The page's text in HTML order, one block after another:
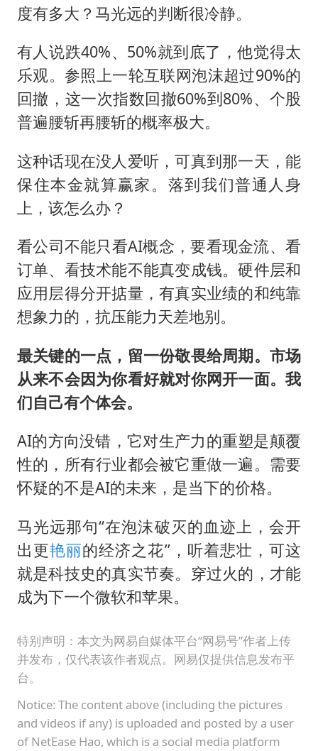
度有多大？马光远的判断很冷静。
有人说跌40%、50%就到底了，他觉得太
乐观。参照上一轮互联网泡沫超过90%的
回撤，这一次指数回撤60%到80%、个股
普遍腰斩再腰斩的概率极大。
这种话现在没人爱听，可真到那一天，能
保住本金就算赢家。落到我们普通人身
上，该怎么办？
看公司不能只看AI概念，要看现金流、看
订单、看技术能不能真变成钱。硬件层和
应用层得分开掂量，有真实业绩的和纯靠
想象力的，抗压能力天差地别。
最关键的一点，留一份敬畏给周期。市场
从来不会因为你看好就对你网开一面。我
们自己有个体会。
AI的方向没错，它对生产力的重塑是颠覆
性的，所有行业都会被它重做一遍。需要
怀疑的不是AI的未来，是当下的价格。
马光远那句“在泡沫破灭的血迹上，会开
出更艳丽的经济之花”，听着悲壮，可这
就是科技史的真实节奏。穿过火的，才能
成为下一个微软和苹果。
特别声明：本文为网易自媒体平台“网易号”作者上传
并发布，仅代表该作者观点。网易仅提供信息发布平
台。
Notice: The content above (including the pictures
and videos if any) is uploaded and posted by a user
of NetEase Hao, which is a social media platform